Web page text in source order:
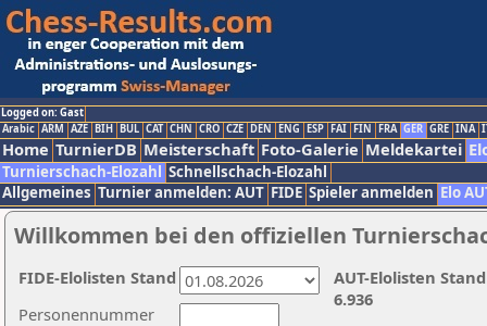
Logged on: Gast
Arabic ARM AZE BIH BUL CAT CHN CRO CZE DEN ENG ESP FAI FIN FRA GER GRE INA
Home TurnierDB Meisterschaft Foto-Galerie Meldekartei
Turnierschach-Elozahl Schnellschach-Elozahl
Allgemeines Turnier anmelden: AUT FIDE Spieler anmelden Elo
Willkommen bei den offiziellen
Personennummer
AUT-Elolisten
6.936
FIDE-Elolisten Stand